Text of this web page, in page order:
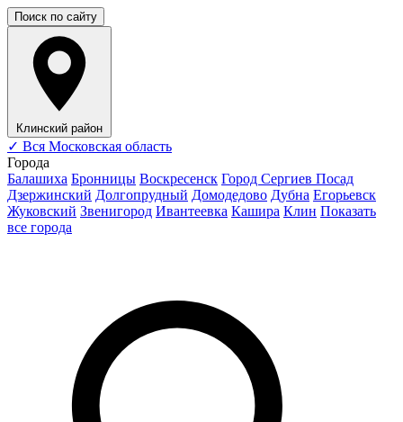
Поиск по сайту
Клинский район
✓ Вся Московская область
Города
Балашиха Бронницы Воскресенск Город Сергиев Посад
Дзержинский Долгопрудный Домодедово Дубна Егорьевск
Жуковский Звенигород Ивантеевка Кашира Клин Показать
все города